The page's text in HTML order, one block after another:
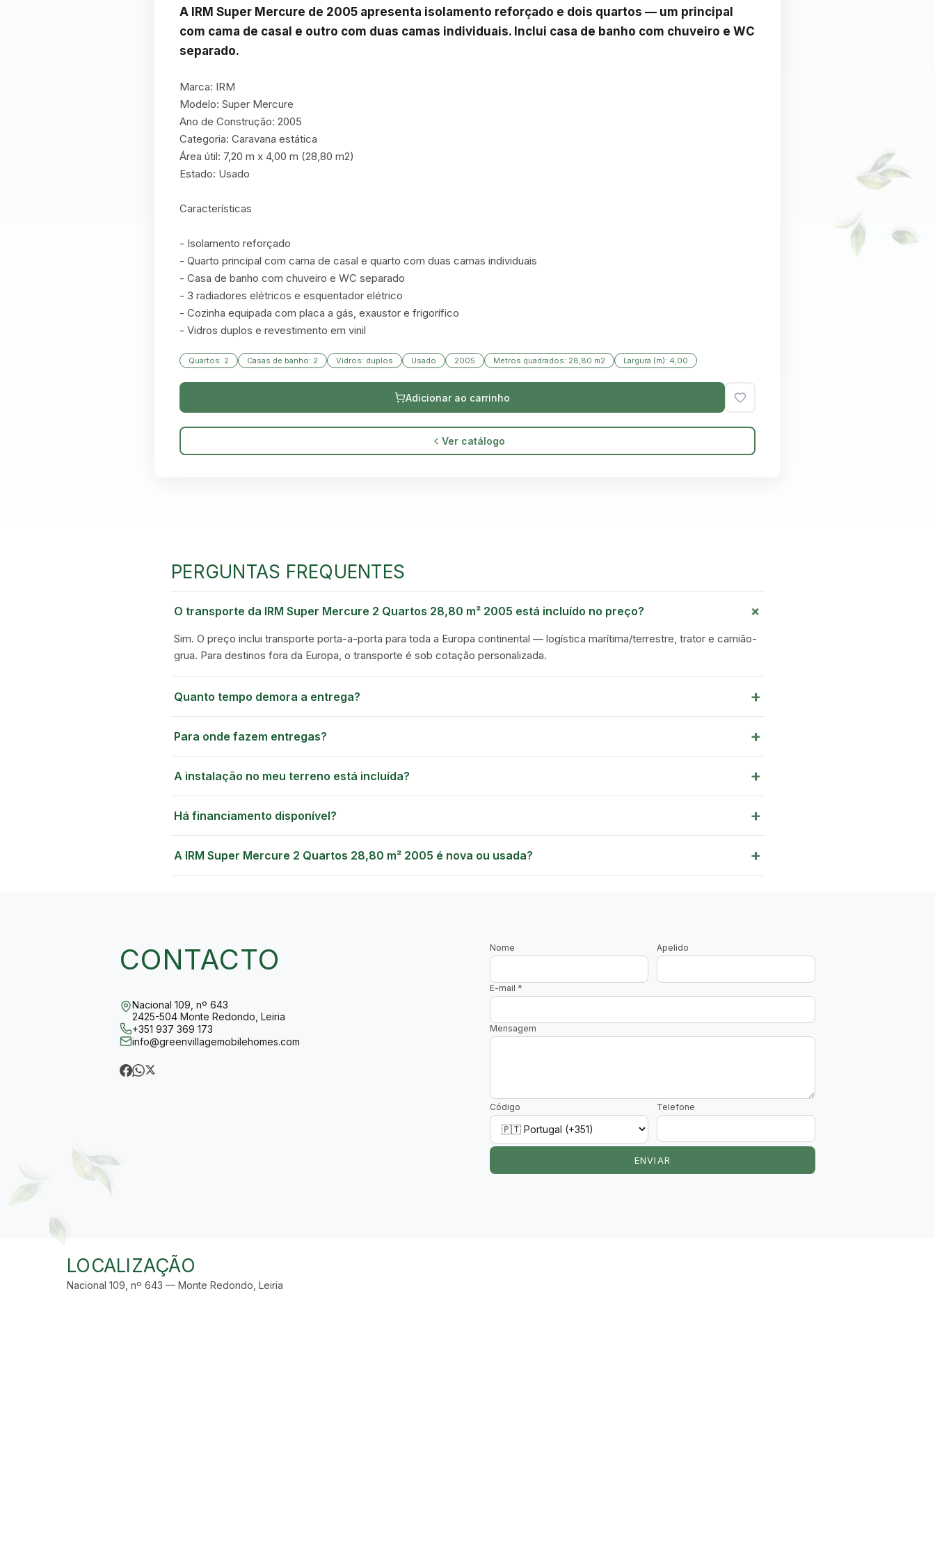
MOBILE HOMES
A IRM Super Mercure de 2005 apresenta isolamento reforçado e dois quartos — um principal
com cama de casal e outro com duas camas individuais. Inclui casa de banho com chuveiro e WC
separado.
Marca: IRM
Modelo: Super Mercure
Ano de Construção: 2005
Categoria: Caravana estática
Área útil: 7,20 m x 4,00 m (28,80 m2)
Estado: Usado
Características
- Isolamento reforçado
- Quarto principal com cama de casal e quarto com duas camas individuais
- Casa de banho com chuveiro e WC separado
- 3 radiadores elétricos e esquentador elétrico
- Cozinha equipada com placa a gás, exaustor e frigorífico
- Vidros duplos e revestimento em vinil
Quartos: 2 Casas de banho: 2 Vidros: duplos Usado 2005 Metros quadrados: 28,80 m2 Largura (m): 4,00
Adicionar ao carrinho
Ver catálogo
PERGUNTAS FREQUENTES
O transporte da IRM Super Mercure 2 Quartos 28,80 m² 2005 está incluído no preço? +
Sim. O preço inclui transporte porta-a-porta para toda a Europa continental — logística marítima/terrestre, trator e camião-
grua. Para destinos fora da Europa, o transporte é sob cotação personalizada.
Quanto tempo demora a entrega? +
Para onde fazem entregas? +
A instalação no meu terreno está incluída? +
Há financiamento disponível? +
A IRM Super Mercure 2 Quartos 28,80 m² 2005 é nova ou usada? +
CONTACTO
Nacional 109, nº 643
2425-504 Monte Redondo, Leiria
+351 937 369 173
info@greenvillagemobilehomes.com
Nome Apelido
E-mail *
Mensagem
Código Telefone
ENVIAR
LOCALIZAÇÃO
Nacional 109, nº 643 — Monte Redondo, Leiria